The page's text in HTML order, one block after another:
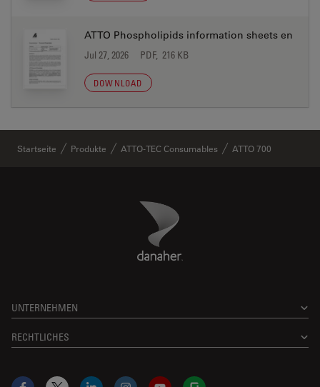
ATTO Phospholipids information sheets en
Jul 27, 2026 PDF, 216 KB
DOWNLOAD
Startseite Produkte ATTO-TEC Consumables ATTO 700
Danaher Logo
UNTERNEHMEN
RECHTLICHES